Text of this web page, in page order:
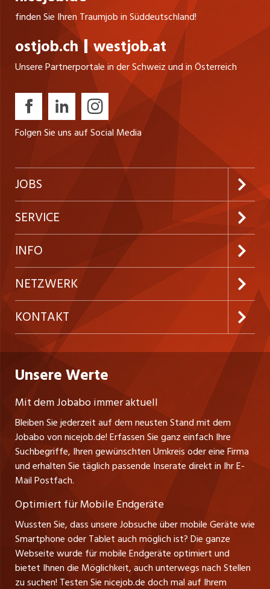
finden Sie Ihren Traumjob in Süddeutschland!
ostjob.ch westjob.at
Unsere Partnerportale in der Schweiz und in Österreich
Folgen Sie uns auf Social Media
JOBS
Jobabo abonnieren
Neue Stellen
Festanstellungen
Temporäre Jobs
Freelance Jobs
Praktika
Lehrstellen
Führungspositionen
Management / Kader-Jobs
SERVICE
Kundenlogin
Inserieren
Firmen
Personalvermittler
INFO
Preise und Leistungen
AGB
Datenschutzerklärung
Nutzungsbedingungen
Impressum
NETZWERK
ostjob.ch
westjob.at
jobzüri.ch
jobmittelland.ch
jobbern.ch
jobbasel.ch
zentraljob.ch
myjob.ch
schaffu.ch (VS)
ajourjob.ch
KONTAKT
Niederlassung
Fa. nicejob.de
PR Medien GmbH
Lindauer Straße 16
D-88239 Wangen
Tel. +49 07522 795034
Thomas Reiner
Ansprechpartner
Unsere Werte
Mit dem Jobabo immer aktuell
Bleiben Sie jederzeit auf dem neusten Stand mit dem
Jobabo von nicejob.de! Erfassen Sie ganz einfach Ihre
Suchbegriffe, Ihren gewünschten Umkreis oder eine Firma
und erhalten Sie täglich passende Inserate direkt in Ihr E-
Mail Postfach.
Optimiert für Mobile Endgeräte
Wussten Sie, dass unsere Jobsuche über mobile Geräte wie
Smartphone oder Tablet auch möglich ist? Die ganze
Webseite wurde für mobile Endgeräte optimiert und
bietet Ihnen die Möglichkeit, auch unterwegs nach Stellen
zu suchen! Testen Sie nicejob.de doch mal auf Ihrem